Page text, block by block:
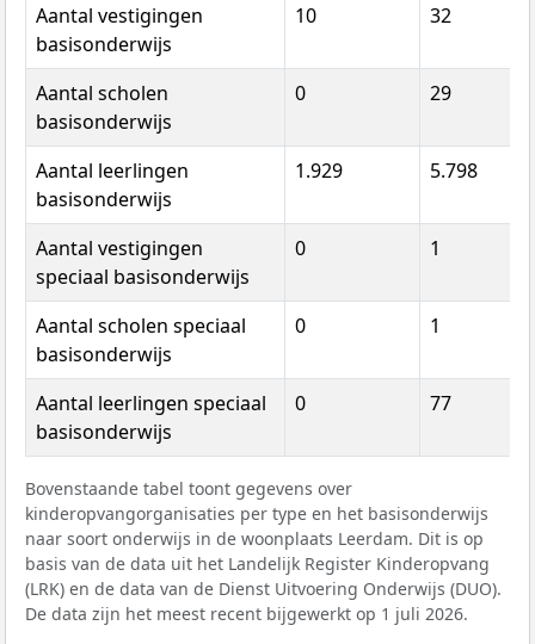
Aantal vestigingen
basisonderwijs
10 32
Aantal scholen
basisonderwijs
0 29
Aantal leerlingen
basisonderwijs
1.929 5.798
Aantal vestigingen
speciaal basisonderwijs
0 1
Aantal scholen speciaal
basisonderwijs
0 1
Aantal leerlingen speciaal
basisonderwijs
0 77
Bovenstaande tabel toont gegevens over
kinderopvangorganisaties per type en het basisonderwijs
naar soort onderwijs in de woonplaats Leerdam. Dit is op
basis van de data uit het Landelijk Register Kinderopvang
(LRK) en de data van de Dienst Uitvoering Onderwijs (DUO).
De data zijn het meest recent bijgewerkt op 1 juli 2026.